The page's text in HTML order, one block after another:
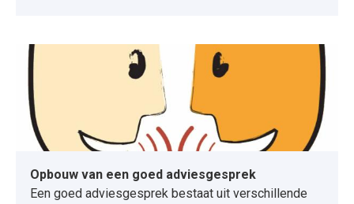
Opbouw van een goed adviesgesprek
Een goed adviesgesprek bestaat uit verschillende